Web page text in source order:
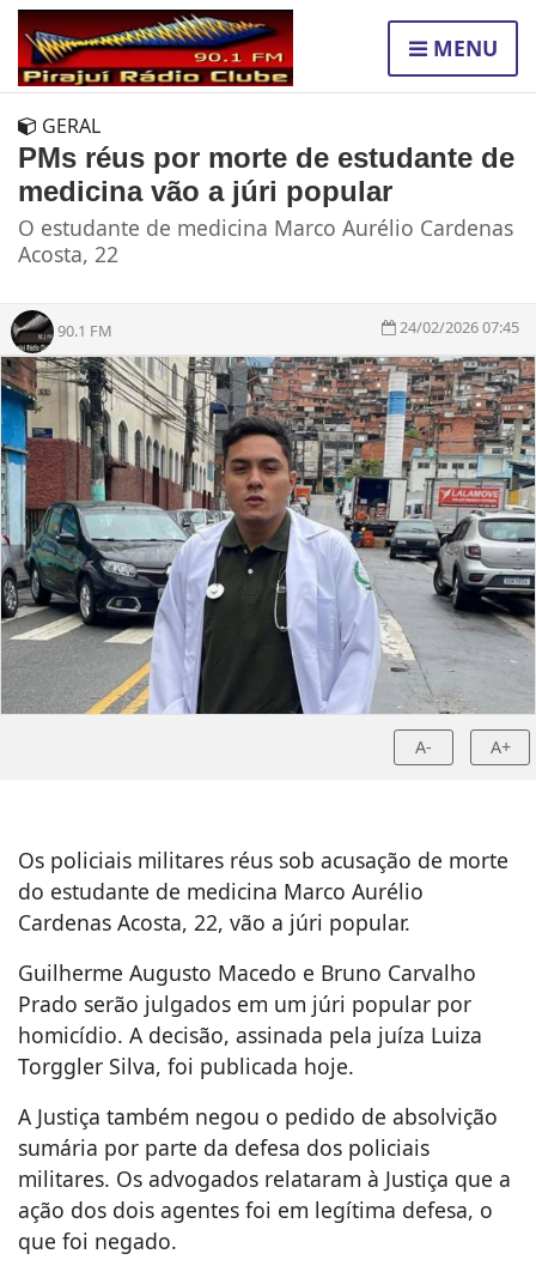
MENU
GERAL
PMs réus por morte de estudante de
medicina vão a júri popular
O estudante de medicina Marco Aurélio Cardenas
Acosta, 22
90.1 FM 24/02/2026 07:45
A- A+
Os policiais militares réus sob acusação de morte
do estudante de medicina Marco Aurélio
Cardenas Acosta, 22, vão a júri popular.
Guilherme Augusto Macedo e Bruno Carvalho
Prado serão julgados em um júri popular por
homicídio. A decisão, assinada pela juíza Luiza
Torggler Silva, foi publicada hoje.
A Justiça também negou o pedido de absolvição
sumária por parte da defesa dos policiais
militares. Os advogados relataram à Justiça que a
ação dos dois agentes foi em legítima defesa, o
que foi negado.